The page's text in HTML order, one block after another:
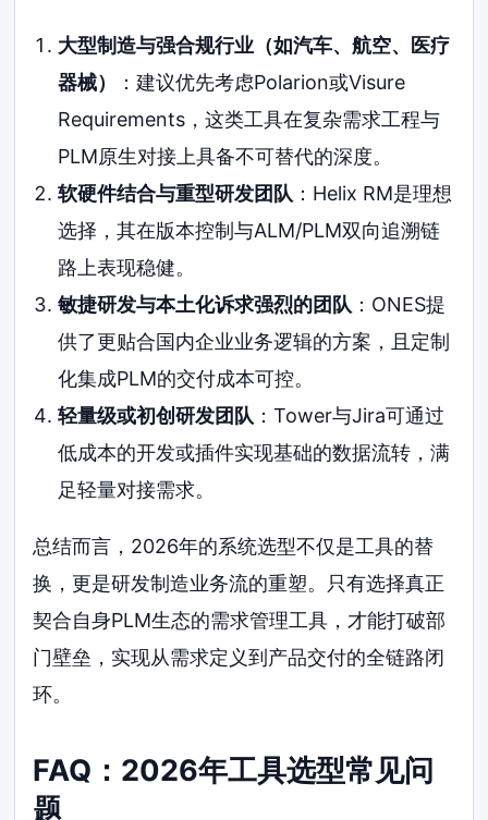
大型制造与强合规行业（如汽车、航空、医疗
器械）
：建议优先考虑Polarion或Visure
Requirements，这类工具在复杂需求工程与
PLM原生对接上具备不可替代的深度。
软硬件结合与重型研发团队 ：Helix RM是理想
选择，其在版本控制与ALM/PLM双向追溯链
路上表现稳健。
敏捷研发与本土化诉求强烈的团队 ：ONES提
供了更贴合国内企业业务逻辑的方案，且定制
化集成PLM的交付成本可控。
轻量级或初创研发团队 ：Tower与Jira可通过
低成本的开发或插件实现基础的数据流转，满
足轻量对接需求。
总结而言，2026年的系统选型不仅是工具的替
换，更是研发制造业务流的重塑。只有选择真正
契合自身PLM生态的需求管理工具，才能打破部
门壁垒，实现从需求定义到产品交付的全链路闭
环。
FAQ：2026年工具选型常见问
题